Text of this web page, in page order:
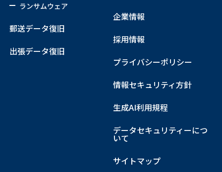
ランサムウェア
郵送データ復旧
出張データ復旧
企業情報
採用情報
プライバシーポリシー
情報セキュリティ方針
生成AI利用規程
データセキュリティーにつ
いて
サイトマップ